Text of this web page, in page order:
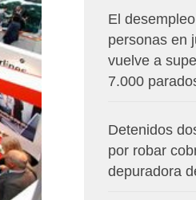
El
personas en
vuelve a
7.000
Detenidos
por robar
depuradora